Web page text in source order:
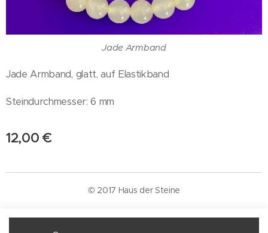
Jade Armband
Jade Armband, glatt, auf Elastikband
Steindurchmesser: 6 mm
12,00 €
© 2017 Haus der Steine